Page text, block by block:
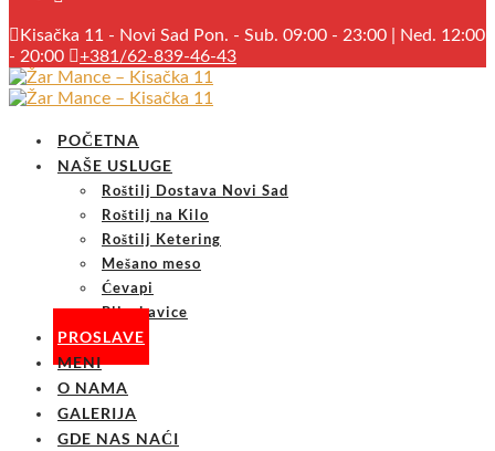
Kisačka 11 - Novi Sad Pon. - Sub. 09:00 - 23:00 | Ned. 12:00
- 20:00
+381/62-839-46-43
POČETNA
NAŠE USLUGE
Roštilj Dostava Novi Sad
Roštilj na Kilo
Roštilj Ketering
Mešano meso
Ćevapi
Pljeskavice
PROSLAVE
MENI
O NAMA
GALERIJA
GDE NAS NAĆI